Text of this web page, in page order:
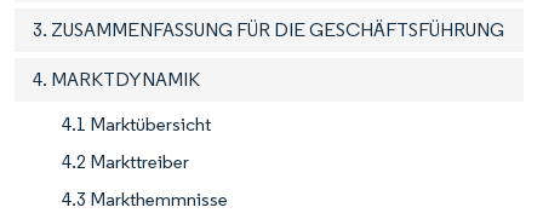
3. ZUSAMMENFASSUNG FÜR DIE GESCHÄFTSFÜHRUNG
4. MARKTDYNAMIK
4.1 Marktübersicht
4.2 Markttreiber
4.3 Markthemmnisse